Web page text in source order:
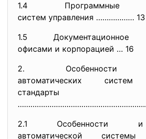
1.4 Программные
систем управления ……………… 13
1.5 Документационное
офисами и корпорацией … 16
2. Особенности
автоматических
стандарты
2.1 Особенности
автоматической